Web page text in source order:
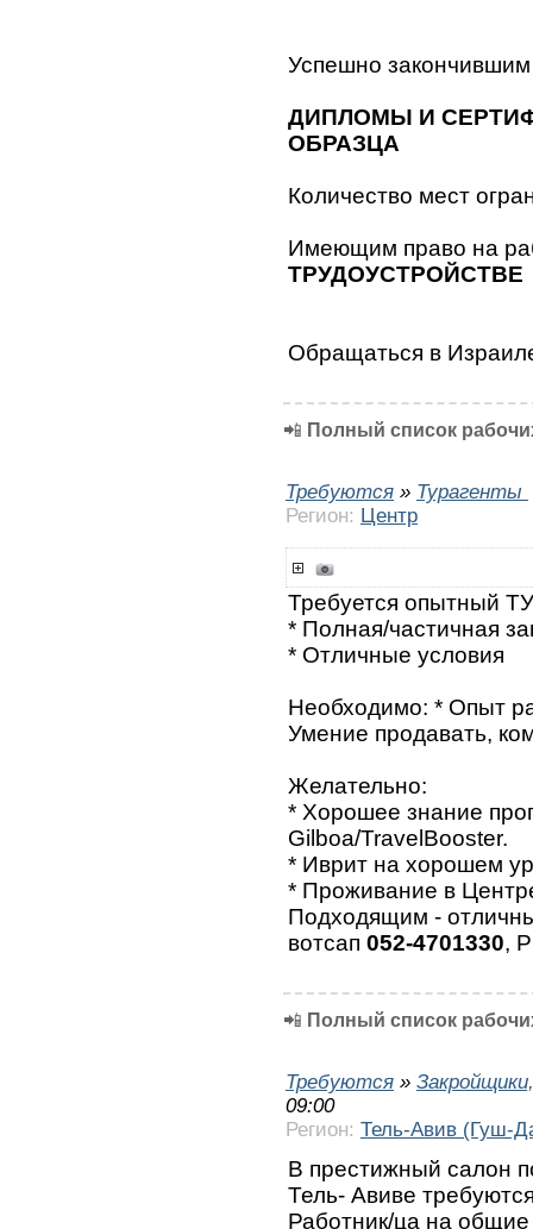
Успешно
ДИПЛОМЫ И
ОБРАЗЦА
Количество мест
Имеющим право на
ТРУДОУСТРОЙСТВЕ
Обращаться в
📲 Полный список
Требуются » Турагенты
Регион: Центр
Требуется опытный
* Полная/частичная
* Отличные условия
Необходимо: * Опыт
Умение продавать,
Желательно:
* Хорошее знание
Gilboa/TravelBooster.
* Иврит на хорошем
* Проживание в
Подходящим -
вотсап 052-4701330,
📲 Полный список
Требуются »
09:00
Регион: Тель-Авив (Гуш-
В престижный салон
Тель- Авиве
Работник/ца на